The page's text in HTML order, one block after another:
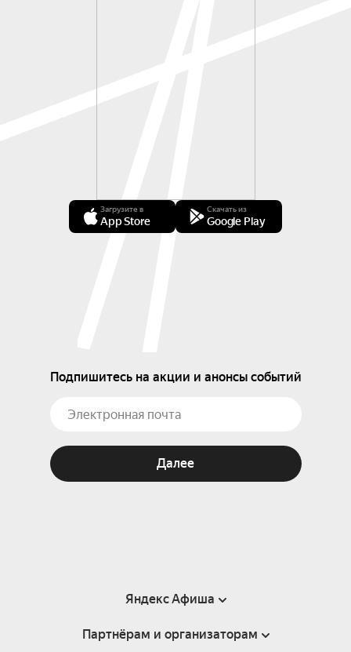
Загрузите в
App Store
Скачать из
Google Play
Подпишитесь на акции и анонсы событий
Далее
Яндекс Афиша
Справка
Партнёрам и организаторам